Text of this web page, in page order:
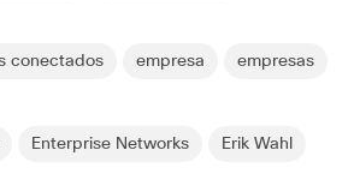
conectados empresa empresas
Enterprise Networks Erik Wahl